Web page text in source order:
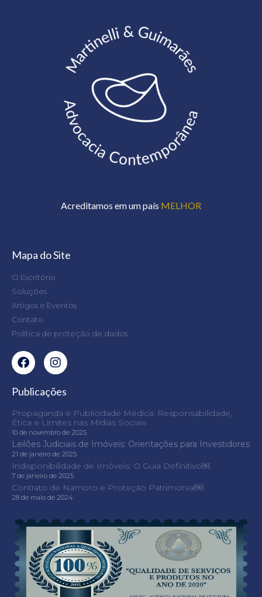
Acreditamos em um país MELHOR
Mapa do Site
O Escritório
Soluções
Artigos e Eventos
Contato
Política de proteção de dados
Publicações
Propaganda e Publicidade Médica: Responsabilidade,
Ética e Limites nas Mídias Sociais
10 de novembro de 2025
Leilões Judiciais de Imóveis: Orientações para Investidores
21 de janeiro de 2025
Indisponibilidade de Imóveis: O Guia Definitivo￼
7 de janeiro de 2025
Contrato de Namoro e Proteção Patrimonial￼
28 de maio de 2024